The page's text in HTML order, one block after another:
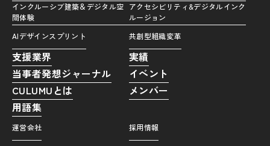
インクルーシブ建築＆デジタル空
間体験
アクセシビリティ&デジタルインク
ルージョン
AIデザインスプリント
共創型組織変革
支援業界
実績
当事者発想ジャーナル
イベント
CULUMUとは
メンバー
用語集
運営会社 採用情報